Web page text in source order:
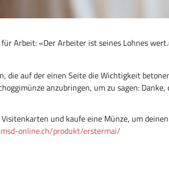
Arbeit: «Der Arbeiter ist seines Lohnes
die auf der einen Seite die Wichtigkeit
anzubringen, um zu sagen:
und kaufe eine Münze, um
online.ch/produkt/erstermai/